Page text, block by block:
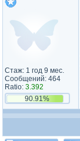
Стаж: 1 год 9 мес.
Сообщений: 464
Ratio: 3.392
90.91%